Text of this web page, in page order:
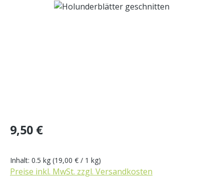
Bildergalerie überspringen
Regulärer Preis:
9,50 €
Inhalt: 0.5 kg (19,00 € / 1 kg)
Preise inkl. MwSt. zzgl. Versandkosten